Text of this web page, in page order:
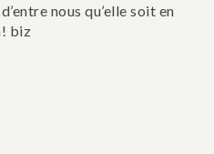
nous qu’elle soit en
biz